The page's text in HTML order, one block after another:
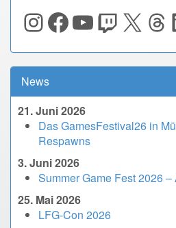
Instagram
Facebook
YouTube
Twitch
X
News
21. Juni 2026
Das GamesFestival26 in
Respawns
3. Juni 2026
Summer Game Fest 2026
25. Mai 2026
LFG-Con 2026